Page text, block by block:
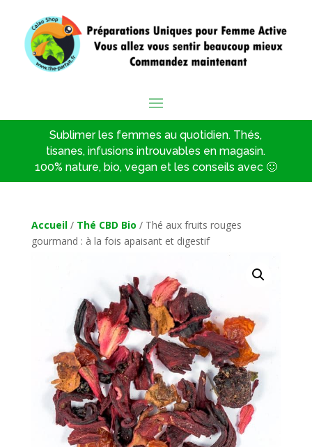
Sublimer les femmes au quotidien. Thés,
tisanes, infusions introuvables en magasin.
100% nature, bio, vegan et les conseils avec 🙂
Accueil/ Thé CBD Bio / Thé aux fruits rouges
gourmand : à la fois apaisant et digestif